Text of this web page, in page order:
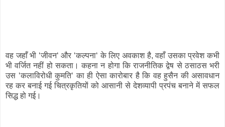
वह जहाँ भी ‘जीवन‘ और ‘कल्पना‘ के लिए अवकाश है, वहाँ उसका प्रवेश कभी
भी वर्जित नहीं हो सकता। कहना न होगा कि राजनीतिक द्वेष से ठसाठस भरी
उस ‘कलाविरोधी कुमति‘ का ही ऐसा कारोबार है कि वह हुसैन की असावधान
रह कर बनाई गई चित्रकृतियों को आसानी से देशव्यापी प्रपंच बनाने में सफल
सिद्ध हो गई।